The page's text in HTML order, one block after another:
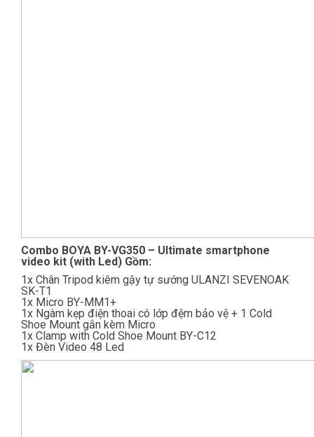
Combo BOYA BY-VG350 – Ultimate smartphone
video kit (with Led) Gồm:
1x Chân Tripod kiêm gậy tự sướng ULANZI SEVENOAK
SK-T1
1x Micro BY-MM1+
1x Ngàm kẹp điện thoai có lớp đệm bảo vệ + 1 Cold
Shoe Mount gắn kèm Micro
1x Clamp with Cold Shoe Mount BY-C12
1x Đèn Video 48 Led